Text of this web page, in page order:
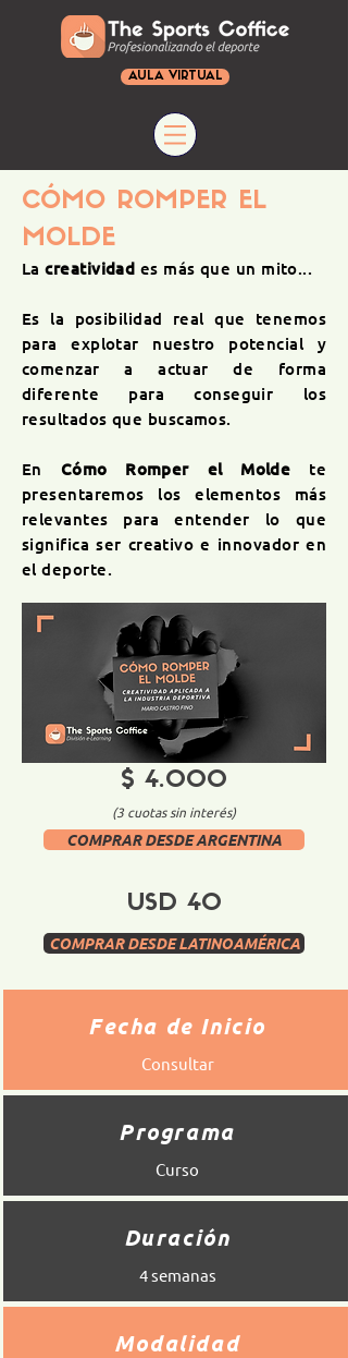
AULA VIRTUAL
CÓMO ROMPER EL
MOLDE
Lacreatividad es más que un mito...
Es la posibilidad real que tenemos
para explotar nuestro potencial y
comenzar a actuar de forma
diferente para conseguir los
resultados que buscamos.
En Cómo Romper el Molde te
presentaremos los elementos más
relevantes para entender lo que
significa ser creativo e innovador en
el deporte.
Fecha de Inicio
Consultar
Programa
Curso
Duración
4 semanas
Modalidad
COMPRAR DESDE ARGENTINA
COMPRAR DESDE LATINOAMÉRICA
USD 40
$ 4.000
(3 cuotas sin interés)